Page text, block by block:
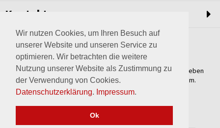
Wir nutzen Cookies, um Ihren Besuch auf
unserer Website und unseren Service zu
optimieren. Wir betrachten die weitere
Nutzung unserer Website als Zustimmung zu
der Verwendung von Cookies.
Datenschutzerklärung. Impressum.
Ok
Kontakt
Weltweit setzen wir unsere Erfahrungswerte und unser Streben
nach innovativen Lösungen in unvergleichliche Anlagen um.
Erfahren Sie mehr über uns.